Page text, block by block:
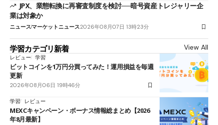
JPX、業態転換に再審査制度を検討──暗号資産トレジャリー企
業は対象か
ニュースマーケットニュース2026年08月07日 13時23分
学習カテゴリ新着 View All
レビュー 学習
ビットコインを1万円分買ってみた！運用損益を毎週
更新
2026年08月06日 19時46分
学習 レビュー
MEXCキャンペーン・ボーナス情報総まとめ【2026
年8月最新】